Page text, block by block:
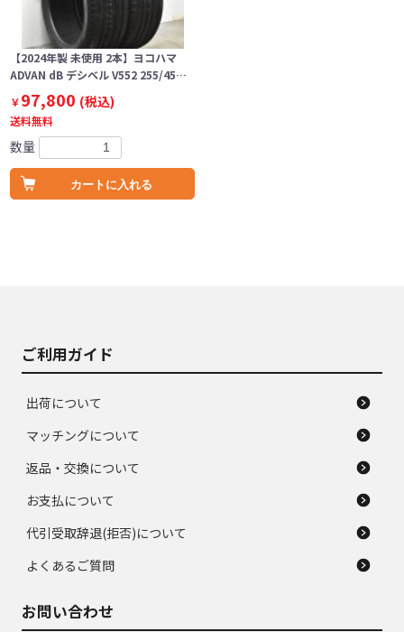
【2024年製 未使用 2本】ヨコハマ
ADVAN dB デシベル V552 255/45…
￥97,800 (税込)
送料無料
数量
カートに入れる
ご利用ガイド
出荷について
マッチングについて
返品・交換について
お支払について
代引受取辞退(拒否)について
よくあるご質問
お問い合わせ